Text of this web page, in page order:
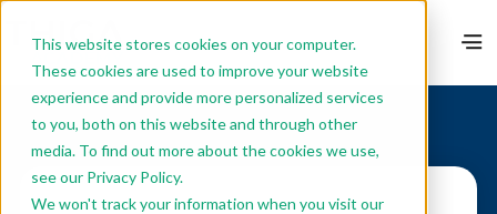
This website stores cookies on your computer.
These cookies are used to improve your website
experience and provide more personalized services
to you, both on this website and through other
media. To find out more about the cookies we use,
see our Privacy Policy.
We won't track your information when you visit our